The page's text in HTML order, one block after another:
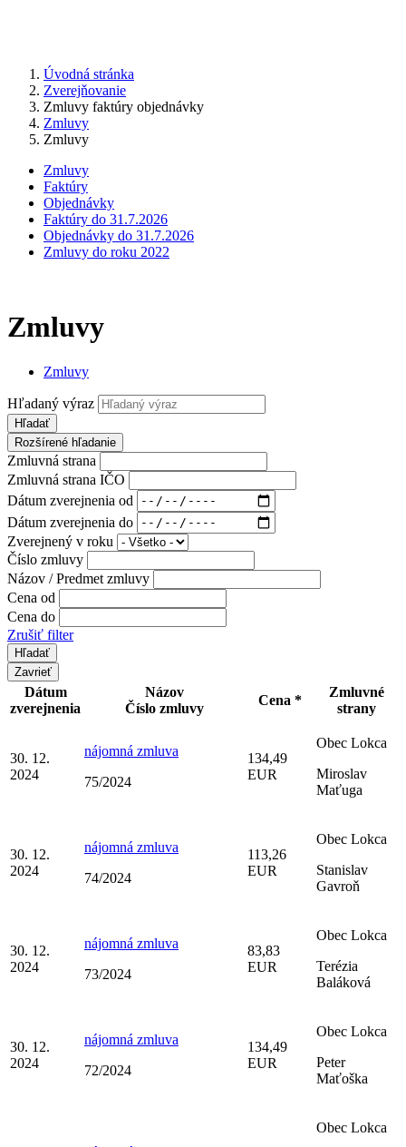
Úvodná stránka
Zverejňovanie
Zmluvy faktúry objednávky
Zmluvy
Zmluvy
Zmluvy
Faktúry
Objednávky
Faktúry do 31.7.2026
Objednávky do 31.7.2026
Zmluvy do roku 2022
Zmluvy
Zmluvy
Hľadaný výraz
Hľadať
Rozšírené hľadanie
Zmluvná strana
Zmluvná strana IČO
Dátum zverejnenia od
Dátum zverejnenia do
Zverejnený v roku
Číslo zmluvy
Názov / Predmet zmluvy
Cena od
Cena do
Zrušiť filter
Zavrieť
Dátum
zverejnenia
Názov
Číslo zmluvy
Cena *
Zmluvné
strany
30. 12.
2024
nájomná zmluva
75/2024
134,49
EUR
Obec Lokca
Miroslav
Maťuga
30. 12.
2024
nájomná zmluva
74/2024
113,26
EUR
Obec Lokca
Stanislav
Gavroň
30. 12.
2024
nájomná zmluva
73/2024
83,83
EUR
Obec Lokca
Terézia
Baláková
30. 12.
2024
nájomná zmluva
72/2024
134,49
EUR
Obec Lokca
Peter
Maťoška
Obec Lokca